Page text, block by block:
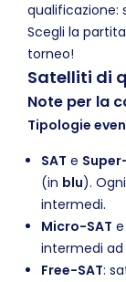
qualificazione:
Scegli la
torneo!
Satelliti di
Note per la
Tipologie
SAT e
(in blu).
intermedi.
Micro-SAT e
intermedi ad
Free-SAT: